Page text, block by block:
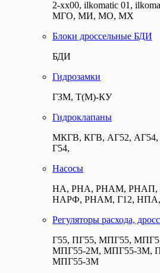
2-хх00, ilkomatic 01,
МГО, МИ, МО, МХ
Блоки дроссельные БДИ
БДИ
Гидрозамки
ГЗМ, Т(М)-КУ
Гидроклапаны
МКГВ, КГВ, АГ52, АГ54,
Г54,
Насосы
НА, РНА, РНАМ, РНАП,
НАРФ, РНАМ, Г12,
Регуляторы расхода,
Г55, ПГ55, МПГ55,
МПГ55-2М, МПГ55-3М,
МПГ55-3М